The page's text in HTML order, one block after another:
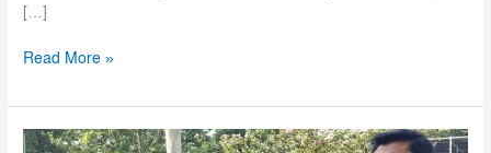
[…]
Read More »
ছাত্রলীগের